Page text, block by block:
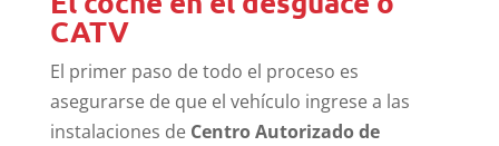
CATV
El primer paso de todo el proceso es
asegurarse de que el vehículo ingrese a las
instalaciones de Centro Autorizado de